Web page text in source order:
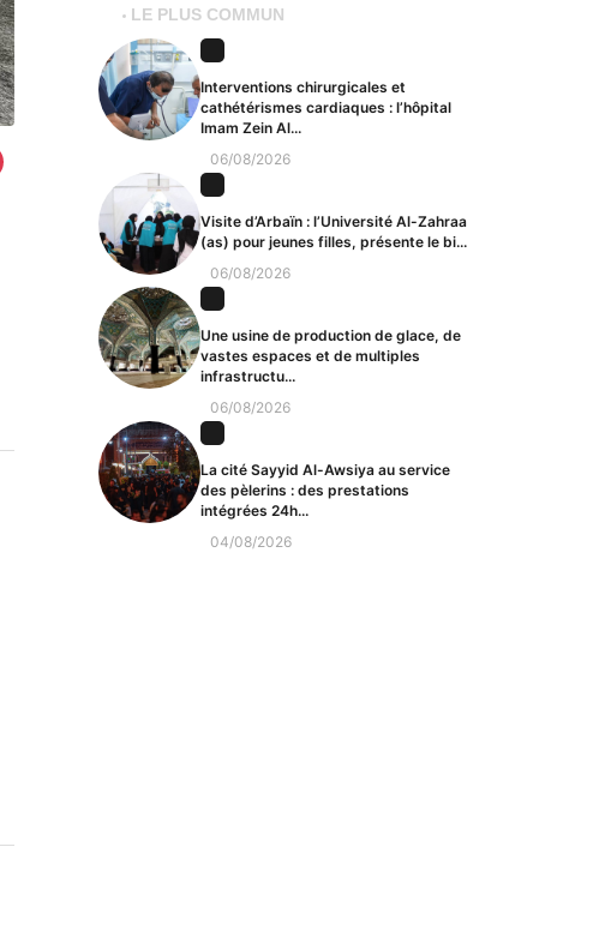
LE PLUS COMMUN
Interventions chirurgicales et
cathétérismes cardiaques : l’hôpital
Imam Zein Al...
06/08/2026
Visite d’Arbaïn : l’Université Al-Zahraa
(as) pour jeunes filles, présente le bi...
06/08/2026
Une usine de production de glace, de
vastes espaces et de multiples
infrastructu...
06/08/2026
La cité Sayyid Al-Awsiya au service
des pèlerins : des prestations
intégrées 24h...
04/08/2026